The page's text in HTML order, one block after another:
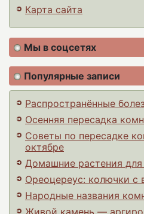
Карта сайта
Мы в соцсетях
Популярные записи
Распространённые
Осенняя пересадка
Советы по пересадке
октябре
Домашние растения для
Ореоцереус: колючки с
Народные названия
Живой камень —